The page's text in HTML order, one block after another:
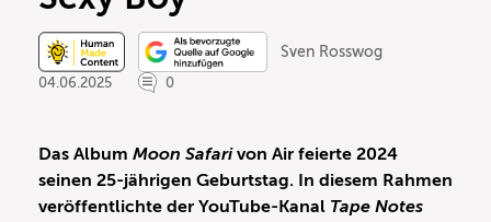
Sven Rosswog
04.06.2025
0
Das Album Moon Safarivon Air feierte 2024
seinen 25-jährigen Geburtstag. In diesem Rahmen
veröffentlichte der YouTube-Kanal Tape Notes